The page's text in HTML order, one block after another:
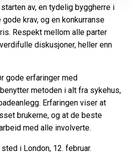
av, en tydelig byggherre i
krav, og en konkurranse
Respekt mellom alle parter
diskusjoner, heller enn
gode erfaringer med
metoden i alt fra sykehus,
Erfaringen viser at
brukerne, og at de beste
med alle involverte.
i London, 12. februar.